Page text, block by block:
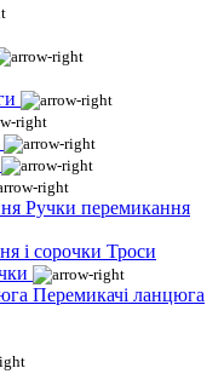
Ручки перемикання
Троси
Перемикачі ланцюга